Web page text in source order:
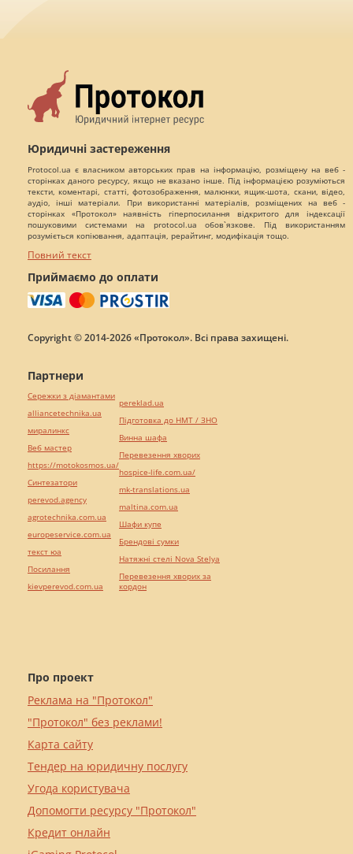
Юридичні застереження
Protocol.ua є власником авторських прав на інформацію, розміщену на веб -
сторінках даного ресурсу, якщо не вказано інше. Під інформацією розуміються
тексти, коментарі, статті, фотозображення, малюнки, ящик-шота, скани, відео,
аудіо, інші матеріали. При використанні матеріалів, розміщених на веб -
сторінках «Протокол» наявність гіперпосилання відкритого для індексації
пошуковими системами на protocol.ua обов`язкове. Під використанням
розуміється копіювання, адаптація, рерайтинг, модифікація тощо.
Повний текст
Приймаємо до оплати
Copyright © 2014-2026 «Протокол». Всі права захищені.
Про проект
Реклама на "Протокол"
"Протокол" без реклами!
Карта сайту
Тендер на юридичну послугу
Угода користувача
Допомогти ресурсу "Протокол"
Кредит онлайн
Партнери
Сережки з діамантами
alliancetechnika.ua
миралинкс
Веб мастер
https://motokosmos.ua/
Синтезатори
perevod.agency
agrotechnika.com.ua
europeservice.com.ua
текст юа
Посилання
kievperevod.com.ua
pereklad.ua
Підготовка до НМТ / ЗНО
Винна шафа
Перевезення хворих
hospice-life.com.ua/
mk-translations.ua
maltina.com.ua
Шафи купе
Брендові сумки
Натяжні стелі Nova Stelya
Перевезення хворих за
кордон